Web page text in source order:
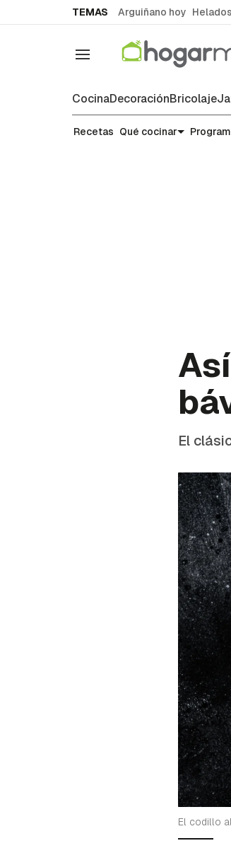
TEMAS Arguiñano hoy
Navegación
CocinaDecoraciónBricolaje
Noticias y
Recetas Qué cocinar
El
El codillo